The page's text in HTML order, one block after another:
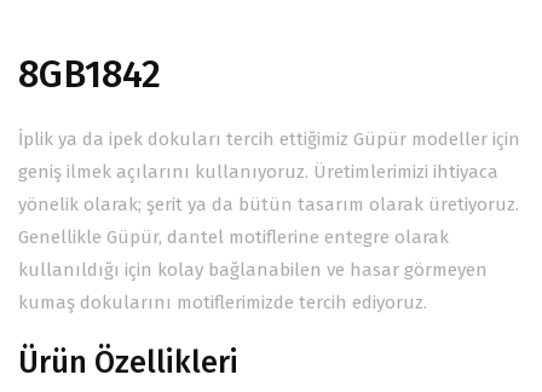
8GB1842
İplik ya da ipek dokuları tercih ettiğimiz Güpür modeller için
geniş ilmek açılarını kullanıyoruz. Üretimlerimizi ihtiyaca
yönelik olarak; şerit ya da bütün tasarım olarak üretiyoruz.
Genellikle Güpür, dantel motiflerine entegre olarak
kullanıldığı için kolay bağlanabilen ve hasar görmeyen
kumaş dokularını motiflerimizde tercih ediyoruz.
Ürün Özellikleri